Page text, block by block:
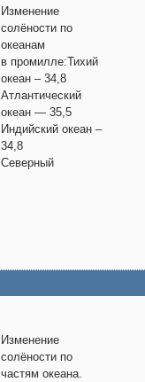
Изменение
солёности по
океанам
в промилле:Тихий
океан – 34,8
Атлантический
океан — 35,5
Индийский океан –
34,8
Северный
Изменение
солёности по
частям океана.